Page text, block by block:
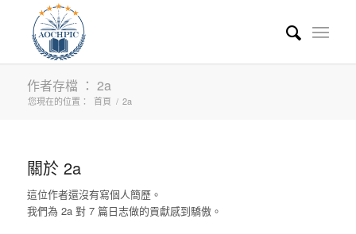
作者存檔 ： 2a
您現在的位置： 首頁 / 2a
關於 2a
這位作者還沒有寫個人簡歷。
我們為 2a對 7 篇日志做的貢獻感到驕傲。